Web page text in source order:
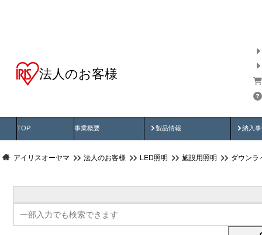
法人のお客様
TOP 事業概要 製品情報
製品動画 納入
納
アイリスオーヤマ 法人のお客様 LED照明 施設用照明 ダウンラ